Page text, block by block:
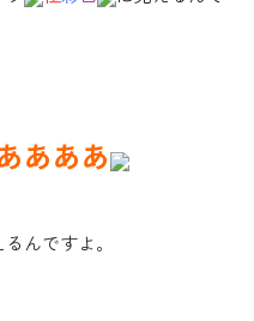
あああ
んですよ。